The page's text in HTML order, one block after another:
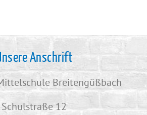
Anschrift
Breitengüßbach
Schulstraße 12